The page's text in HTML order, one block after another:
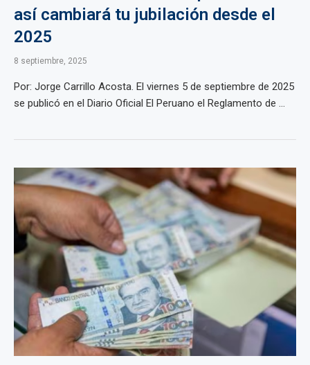
así cambiará tu jubilación desde el
2025
8 septiembre, 2025
Por: Jorge Carrillo Acosta. El viernes 5 de septiembre de 2025
se publicó en el Diario Oficial El Peruano el Reglamento de ...